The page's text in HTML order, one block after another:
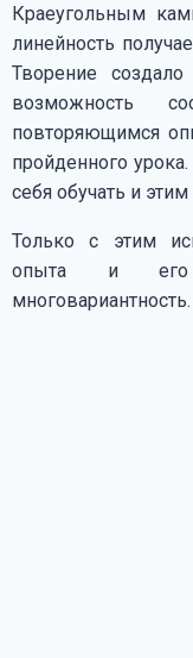
Краеугольным
линейность
Творение
возможность
повторяющимся
пройденного
себя обучать и
Только с этим
опыта и его
многовариантность.